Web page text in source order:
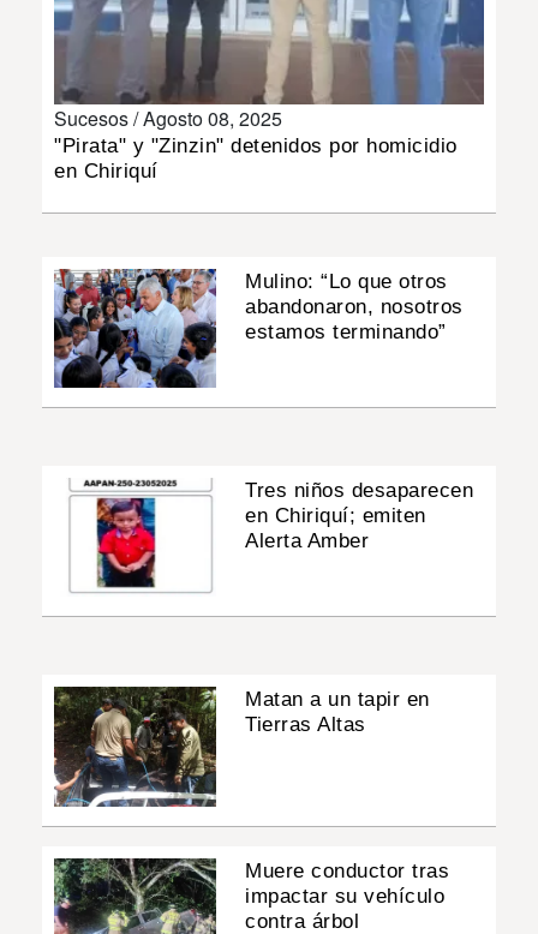
Sucesos /Agosto 08, 2025
"Pirata" y "Zinzin" detenidos por homicidio
en Chiriquí
Mulino: “Lo que otros
abandonaron, nosotros
estamos terminando”
Tres niños desaparecen
en Chiriquí; emiten
Alerta Amber
Matan a un tapir en
Tierras Altas
Muere conductor tras
impactar su vehículo
contra árbol